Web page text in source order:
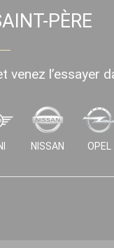
PÈRE
l’essayer
NISSAN OPEL